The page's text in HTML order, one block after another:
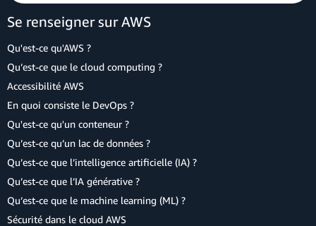
Se renseigner sur AWS
Qu'est-ce qu'AWS ?
Qu’est-ce que le cloud computing ?
Accessibilité AWS
En quoi consiste le DevOps ?
Qu'est-ce qu'un conteneur ?
Qu’est-ce qu’un lac de données ?
Qu’est-ce que l’intelligence artificielle (IA) ?
Qu’est-ce que l’IA générative ?
Qu’est-ce que le machine learning (ML) ?
Sécurité dans le cloud AWS